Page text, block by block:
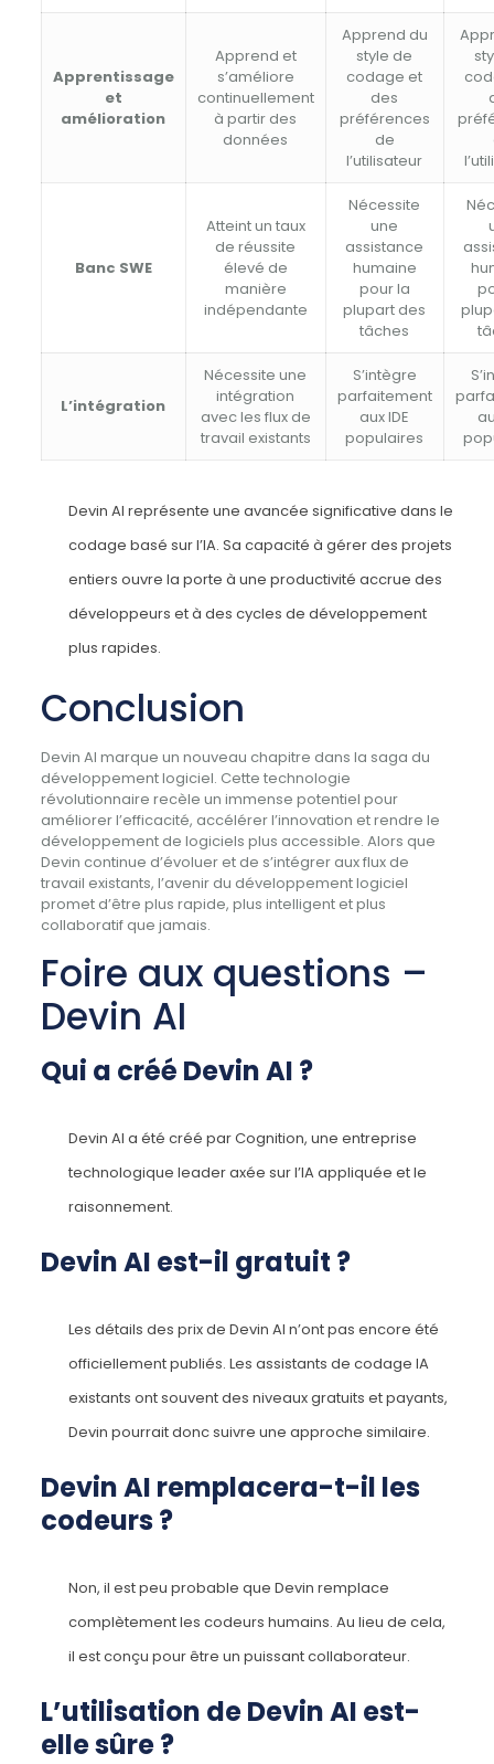
Apprentissage
et
amélioration
Apprend et
s’améliore
continuellement
à partir des
données
Apprend du
style de
codage et
des
préférences
de
l’utilisateur
Banc SWE
Atteint un taux
de réussite
élevé de
manière
indépendante
Nécessite
une
assistance
humaine
pour la
plupart des
tâches
L’intégration
Nécessite une
intégration
avec les flux de
travail existants
S’intègre
parfaitement
aux IDE
populaires
Devin AI représente une avancée significative dans le
codage basé sur l’IA. Sa capacité à gérer des projets
entiers ouvre la porte à une productivité accrue des
développeurs et à des cycles de développement
plus rapides.
Conclusion
Devin AI marque un nouveau chapitre dans la saga du
développement logiciel. Cette technologie
révolutionnaire recèle un immense potentiel pour
améliorer l’efficacité, accélérer l’innovation et rendre le
développement de logiciels plus accessible. Alors que
Devin continue d’évoluer et de s’intégrer aux flux de
travail existants, l’avenir du développement logiciel
promet d’être plus rapide, plus intelligent et plus
collaboratif que jamais.
Foire aux questions –
Devin AI
Qui a créé Devin AI ?
Devin AI a été créé par Cognition, une entreprise
technologique leader axée sur l’IA appliquée et le
raisonnement.
Devin AI est-il gratuit ?
Les détails des prix de Devin AI n’ont pas encore été
officiellement publiés. Les assistants de codage IA
existants ont souvent des niveaux gratuits et payants,
Devin pourrait donc suivre une approche similaire.
Devin AI remplacera-t-il les
codeurs ?
Non, il est peu probable que Devin remplace
complètement les codeurs humains. Au lieu de cela,
il est conçu pour être un puissant collaborateur.
L’utilisation de Devin AI est-
elle sûre ?